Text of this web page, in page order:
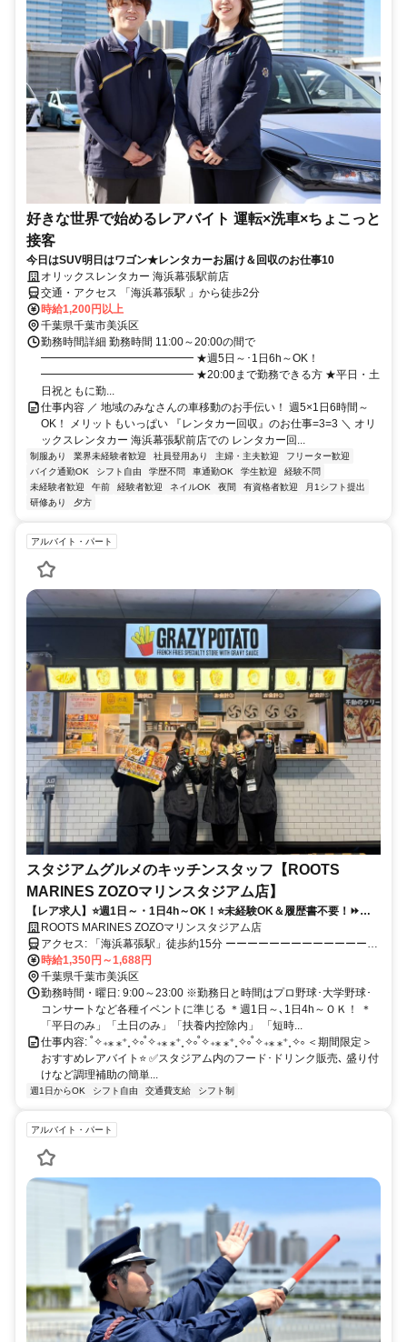
好きな世界で始めるレアバイト 運転×洗車×ちょこっと
接客
今日はSUV明日はワゴン★レンタカーお届け＆回収のお仕事10
オリックスレンタカー 海浜幕張駅前店
交通・アクセス 「海浜幕張駅 」から徒歩2分
時給1,200円以上
千葉県千葉市美浜区
勤務時間詳細 勤務時間 11:00～20:00の間で
━━━━━━━━━━━━━━ ★週5日～･1日6h～OK！
━━━━━━━━━━━━━━ ★20:00まで勤務できる方 ★平日・土
日祝ともに勤...
仕事内容 ／ 地域のみなさんの車移動のお手伝い！ 週5×1日6時間～
OK！ メリットもいっぱい 『レンタカー回収』のお仕事=3=3 ＼ オリ
ックスレンタカー 海浜幕張駅前店での レンタカー回...
制服あり 業界未経験者歓迎 社員登用あり 主婦・主夫歓迎
フリーター歓迎
バイク通勤OK
シフト自由 学歴不問 車通勤OK 学生歓迎
経験不問
未経験者歓迎
午前 経験者歓迎 ネイルOK 夜間 有資格者歓迎
月1シフト提出
研修あり
夕方
アルバイト・パート
スタジアムグルメのキッチンスタッフ【ROOTS
MARINES ZOZOマリンスタジアム店】
【レア求人】⭐️週1日～・1日4h～OK！⭐️未経験OK＆履歴書不要！⏩️ス
ポーツ・イベントが好きな方大歓迎！
ROOTS MARINES ZOZOマリンスタジアム店
アクセス: 「海浜幕張駅」徒歩約15分 ーーーーーーーーーーーーーー
ーーーーーー
時給1,350円～1,688円
千葉県千葉市美浜区
勤務時間・曜日: 9:00～23:00 ※勤務日と時間はプロ野球･大学野球･
コンサートなど各種イベントに準じる ＊週1日～､1日4h～ＯＫ！ ＊
「平日のみ」「土日のみ」「扶養内控除内」 「短時...
仕事内容: ˚✧₊⁎ ⁎⁺˳✧༚˚✧₊⁎ ⁎⁺˳✧༚˚✧₊⁎ ⁎⁺˳✧༚˚✧₊⁎ ⁎⁺˳✧༚ ＜期間限定＞
おすすめレアバイト⭐️ ✅️スタジアム内のフード･ドリンク販売､ 盛り付
けなど調理補助の簡単...
週1日からOK シフト自由 交通費支給 シフト制
アルバイト・パート